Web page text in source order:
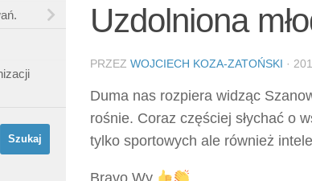
Uzdolniona
PRZEZ WOJCIECH KOZA-ZATOŃSKI ·
Duma nas rozpiera widząc
rośnie. Coraz częściej słychać o
tylko sportowych ale również
Bravo Wy